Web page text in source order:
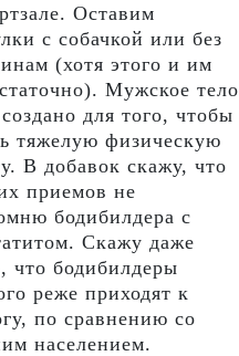
Оставим
с собачкой или без
(хотя этого и им
Мужское тело
для того, чтобы
тяжелую физическую
В добавок скажу, что
приемов не
бодибилдера с
Скажу даже
что бодибилдеры
реже приходят к
по сравнению со
населением.